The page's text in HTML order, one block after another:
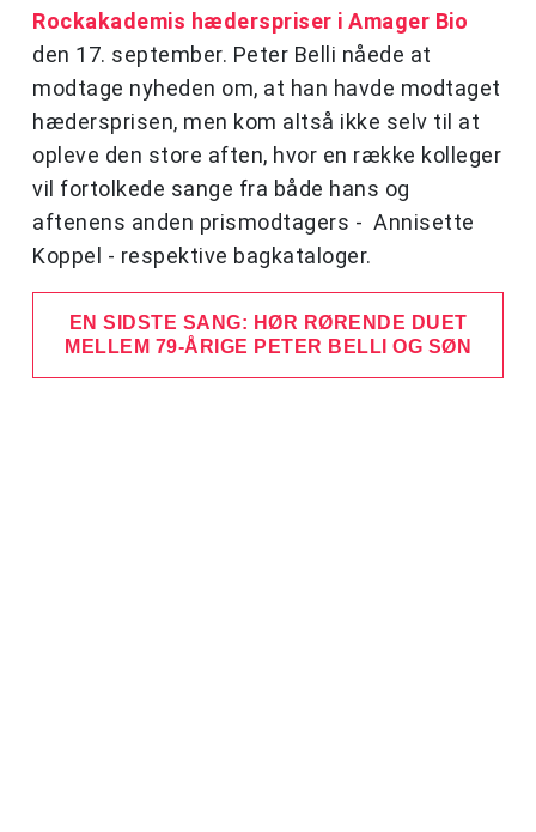
Rockakademis hæderspriser i Amager Bio
den 17. september. Peter Belli nåede at
modtage nyheden om, at han havde modtaget
hædersprisen, men kom altså ikke selv til at
opleve den store aften, hvor en række kolleger
vil fortolkede sange fra både hans og
aftenens anden prismodtagers - Annisette
Koppel - respektive bagkataloger.
EN SIDSTE SANG: HØR RØRENDE DUET
MELLEM 79-ÅRIGE PETER BELLI OG SØN